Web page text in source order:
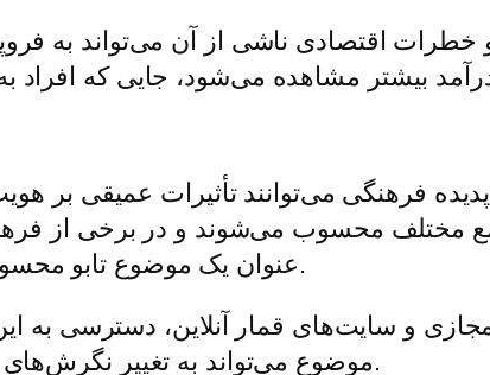
و خطرات اقتصادی ناشی از آن می‌تواند به
فرهنگی می‌توانند تأثیرات عمیقی بر
مختلف محسوب می‌شوند و در برخی از
عنوان یک موضوع تابو محسوب می‌شود و با موانع اجتماعی و مذهبی بسیاری مواجه است.
و سایت‌های قمار آنلاین، دسترسی به
موضوع می‌تواند به تغییر نگرش‌های فرهنگی و اجتماعی نسبت به قمار در جامعه ایرانی کمک کند.